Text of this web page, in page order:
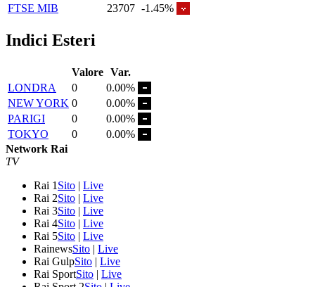
FTSE MIB
23707 -1.45%
Indici Esteri
Valore Var.
LONDRA
0
0.00%
NEW YORK 0
0.00%
PARIGI
0
0.00%
TOKYO
0
0.00%
Network Rai
TV
Rai 1 Sito | Live
Rai 2Sito | Live
Rai 3Sito | Live
Rai 4Sito | Live
Rai 5Sito | Live
RainewsSito | Live
Rai GulpSito | Live
Rai SportSito | Live